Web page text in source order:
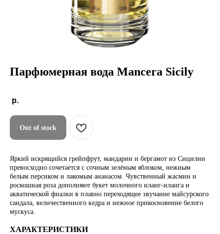
Парфюмерная вода Mancera Sicily
р.
Out of stock
Яркий искрящийся грейпфрут, мандарин и бергамот из Сицилии
превосходно сочетается с сочным зелёным яблоком, нежным
белым персиком и лакомым ананасом. Чувственный жасмин и
роскошная роза дополняют букет молочного иланг-иланга и
акватической фиалки в плавно переходящее звучание майсурского
сандала, величественного кедра и нежное прикосновение белого
мускуса.
ХАРАКТЕРИСТИКИ